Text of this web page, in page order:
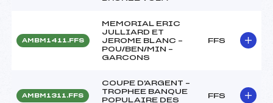
AMBM1411.FFS
MEMORIAL ERIC
JULLIARD ET
JEROME BLANC –
POU/BEN/MIN –
GARCONS
FFS
AMBM1311.FFS
COUPE D'ARGENT –
TROPHEE BANQUE
POPULAIRE DES
FFS